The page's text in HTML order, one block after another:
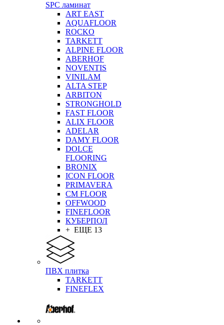
SPC ламинат
ART EAST
AQUAFLOOR
ROCKO
TARKETT
ALPINE FLOOR
ABERHOF
NOVENTIS
VINILAM
ALTA STEP
ARBITON
STRONGHOLD
FAST FLOOR
ALIX FLOOR
ADELAR
DAMY FLOOR
DOLCE
FLOORING
BRONIX
ICON FLOOR
PRIMAVERA
CM FLOOR
OFFWOOD
FINEFLOOR
КУБЕРПОЛ
+ ЕЩЕ 13
ПВХ плитка
TARKETT
FINEFLEX